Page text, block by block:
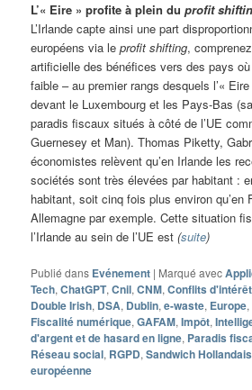
L’« Eire » profite à plein duprofit
L’Irlande capte ainsi une part
européens via leprofit shifting,
artificielle des bénéfices vers des pays
faible – au premier rangs desquels l’«
devant le Luxembourg et les Pays-Bas
paradis fiscaux situés à côté de l’UE
Guernesey et Man). Thomas Piketty,
économistes relèvent qu’en Irlande les
sociétés sont très élevées par habitant :
habitant, soit cinq fois plus environ qu’en
Allemagne par exemple. Cette situation
l’Irlande au sein de l’UE est(suite)
Publié dans Evénement | Marqué avec
Tech,ChatGPT,Cnil,CNM,Conflits
Double Irish, DSA, Dublin,e-waste, Europe,
Fiscalité numérique,GAFAM,Impôt,
d'argent et de hasard en ligne, Paradis
Réseau social, RGPD,Sandwich Hollandais
européenne